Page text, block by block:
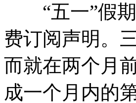
“五一”假期
费订阅声明。
而就在两个月
成一个月内的